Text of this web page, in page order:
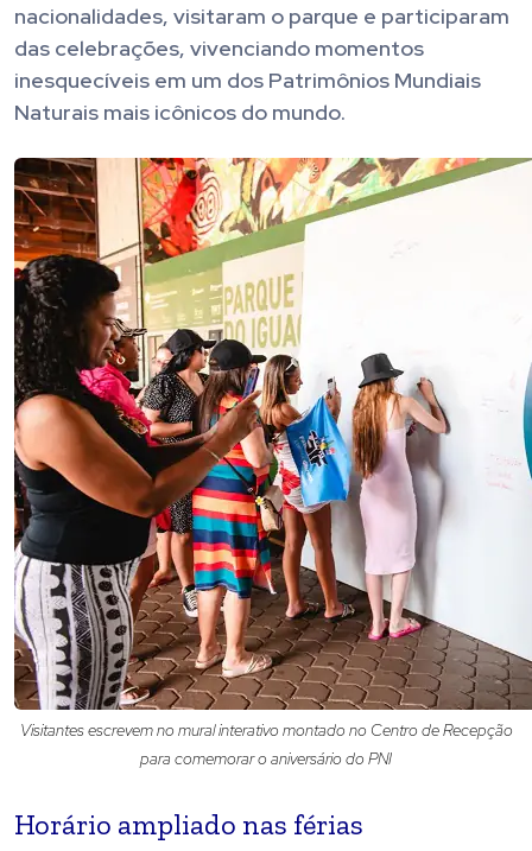
nacionalidades, visitaram o parque e participaram
das celebrações, vivenciando momentos
inesquecíveis em um dos Patrimônios Mundiais
Naturais mais icônicos do mundo.
Visitantes escrevem no mural interativo montado no Centro de Recepção
para comemorar o aniversário do PNI
Horário ampliado nas férias